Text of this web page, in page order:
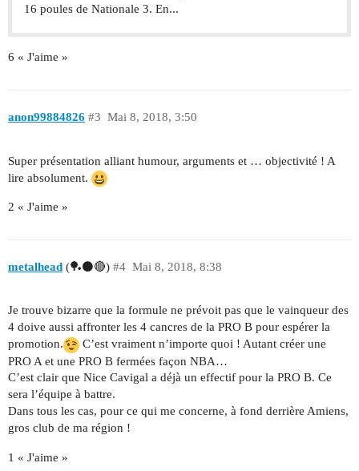
16 poules de Nationale 3. En...
6 « J'aime »
anon99884826 Mai 8, 2018, 3:50
#3
Super présentation alliant humour, arguments et … objectivité ! A
lire absolument.
2 « J'aime »
metalhead (🏓⚫🔴) Mai 8, 2018, 8:38
#4
Je trouve bizarre que la formule ne prévoit pas que le vainqueur des
4 doive aussi affronter les 4 cancres de la PRO B pour espérer la
promotion.
C’est vraiment n’importe quoi ! Autant créer une
PRO A et une PRO B fermées façon NBA…
C’est clair que Nice Cavigal a déjà un effectif pour la PRO B. Ce
sera l’équipe à battre.
Dans tous les cas, pour ce qui me concerne, à fond derrière Amiens,
gros club de ma région !
1 « J'aime »